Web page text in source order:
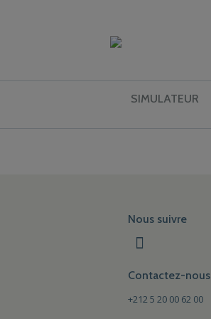
SIMULATEUR
Nous suivre
Contactez-nous
+212 5 20 00 62 00